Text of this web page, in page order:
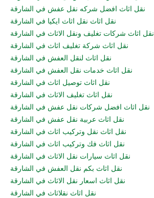
نقل اثاث افضل شركه نقل عفش في الشارقة
نقل اثاث نقل اثاث ايكيا في الشارقة
نقل اثاث شركات تغليف ونقل الاثاث في الشارقة
نقل اثاث شركة تغليف اثاث في الشارقة
نقل اثاث لنقل العفش في الشارقة
نقل اثاث خدمات نقل العفش في الشارقة
نقل اثاث توصيل اثاث في الشارقة
نقل اثاث تغليف الاثاث في الشارقة
نقل اثاث افضل شركات نقل عفش في الشارقة
نقل اثاث عربية نقل عفش في الشارقة
نقل اثاث نقل وتركيب اثاث في الشارقة
نقل اثاث فك وتركيب اثاث في الشارقة
نقل اثاث سيارات نقل الاثاث في الشارقة
نقل اثاث بكم نقل العفش في الشارقة
نقل اثاث اسعار نقل الاثاث في الشارقة
نقل اثاث نقلاثاث في الشارقة